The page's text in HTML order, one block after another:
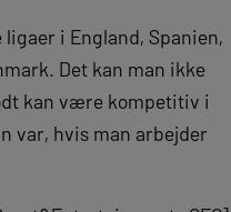
i England, Spanien,
Det kan man ikke
kan være kompetitiv i
var, hvis man arbejder